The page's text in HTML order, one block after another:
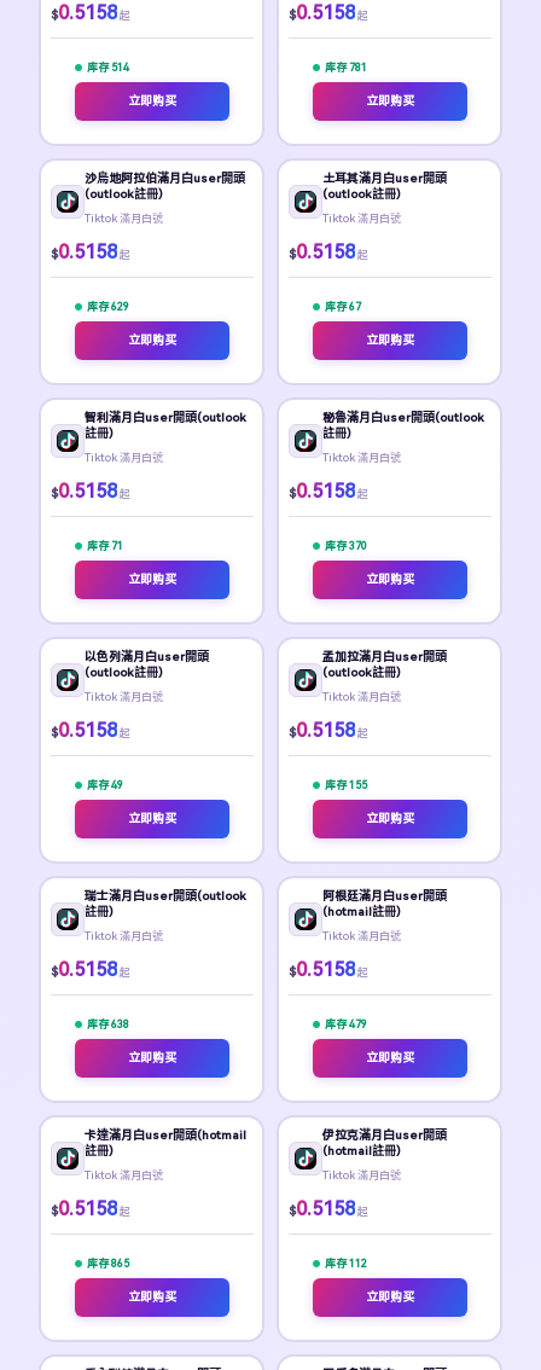
$0.5158 起
库存 514
立即购买
$0.5158 起
库存 781
立即购买
沙烏地阿拉伯滿月白user開頭
(outlook註冊)
Tiktok 滿月白號
$0.5158 起
库存 629
立即购买
土耳其滿月白user開頭
(outlook註冊)
Tiktok 滿月白號
$0.5158 起
库存 67
立即购买
智利滿月白user開頭(outlook
註冊)
Tiktok 滿月白號
$0.5158 起
库存 71
立即购买
秘魯滿月白user開頭(outlook
註冊)
Tiktok 滿月白號
$0.5158 起
库存 370
立即购买
以色列滿月白user開頭
(outlook註冊)
Tiktok 滿月白號
$0.5158 起
库存 49
立即购买
孟加拉滿月白user開頭
(outlook註冊)
Tiktok 滿月白號
$0.5158 起
库存 155
立即购买
瑞士滿月白user開頭(outlook
註冊)
Tiktok 滿月白號
$0.5158 起
库存 638
立即购买
阿根廷滿月白user開頭
(hotmail註冊)
Tiktok 滿月白號
$0.5158 起
库存 479
立即购买
卡達滿月白user開頭(hotmail
註冊)
Tiktok 滿月白號
$0.5158 起
库存 865
立即购买
伊拉克滿月白user開頭
(hotmail註冊)
Tiktok 滿月白號
$0.5158 起
库存 112
立即购买